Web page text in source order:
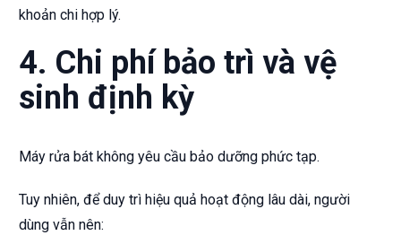
khoản chi hợp lý.
4. Chi phí bảo trì và vệ
sinh định kỳ
Máy rửa bát không yêu cầu bảo dưỡng phức tạp.
Tuy nhiên, để duy trì hiệu quả hoạt động lâu dài, người
dùng vẫn nên: